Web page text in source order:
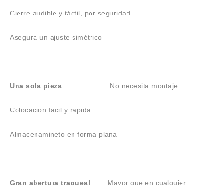
Cierre audible y táctil, por seguridad
Asegura un ajuste simétrico
Una sola pieza No necesita montaje
Colocación fácil y rápida
Almacenamineto en forma plana
Gran abertura traqueal Mayor que en cualquier